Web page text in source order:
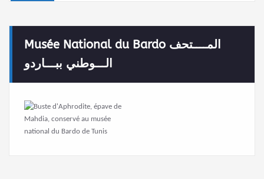
Musée National du Bardo المــــتحف
الـــوطني ببـــاردو